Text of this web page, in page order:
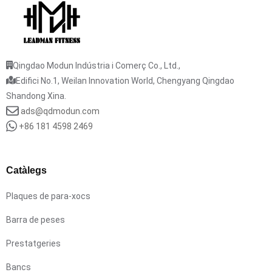
Qingdao Modun Indústria i Comerç Co., Ltd.,
Edifici No.1, Weilan Innovation World, Chengyang Qingdao
Shandong Xina.
ads@qdmodun.com
+86 181 4598 2469
Catàlegs
Plaques de para-xocs
Barra de peses
Prestatgeries
Bancs